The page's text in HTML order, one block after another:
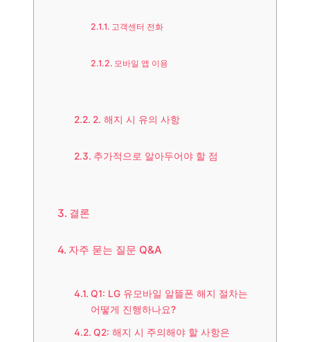
고객센터 전화
모바일 앱 이용
2. 해지 시 유의 사항
추가적으로 알아두어야 할 점
결론
자주 묻는 질문 Q&A
Q1: LG 유모바일 알뜰폰 해지 절차는
어떻게 진행하나요?
Q2: 해지 시 주의해야 할 사항은